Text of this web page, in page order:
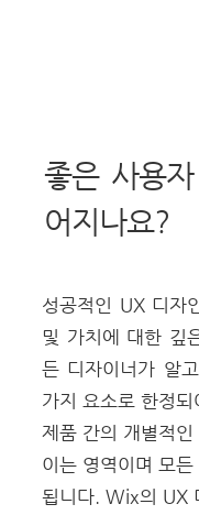
좋은 사용
어지나요?
성공적인 UX 디자
및 가치에 대한 깊
든 디자이너가 알
가지 요소로 한정
제품 간의 개별적
이는 영역이며 모
됩니다. Wix의 UX